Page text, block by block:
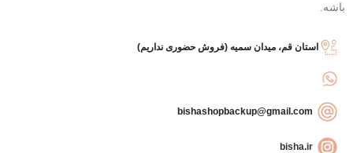
باشه.
استان قم، میدان سمیه (فروش حضوری نداریم)
bisha.ir